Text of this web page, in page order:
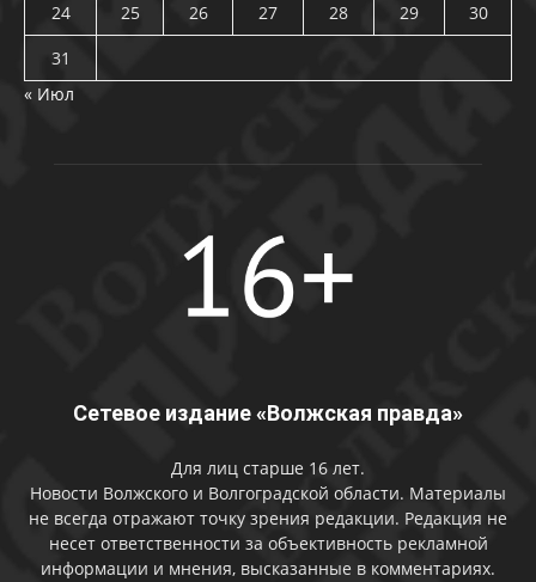
24
25 26 27 28 29
30
31
« Июл
Сетевое издание «Волжская правда»
Для лиц старше 16 лет.
Новости Волжского и Волгоградской области. Материалы
не всегда отражают точку зрения редакции. Редакция не
несет ответственности за объективность рекламной
информации и мнения, высказанные в комментариях.